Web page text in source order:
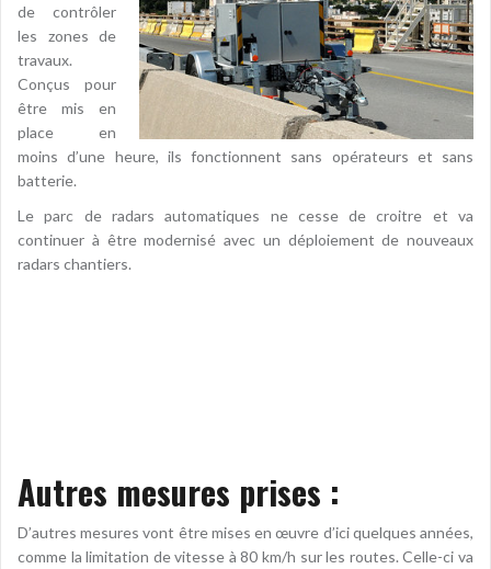
de contrôler
les zones de
travaux.
Conçus pour
être mis en
place en
moins d’une heure, ils fonctionnent sans opérateurs et sans
batterie.
Le parc de radars automatiques ne cesse de croitre et va
continuer à être modernisé avec un déploiement de nouveaux
radars chantiers.
Autres mesures prises :
D’autres mesures vont être mises en œuvre d’ici quelques années,
comme la limitation de vitesse à 80 km/h sur les routes. Celle-ci va